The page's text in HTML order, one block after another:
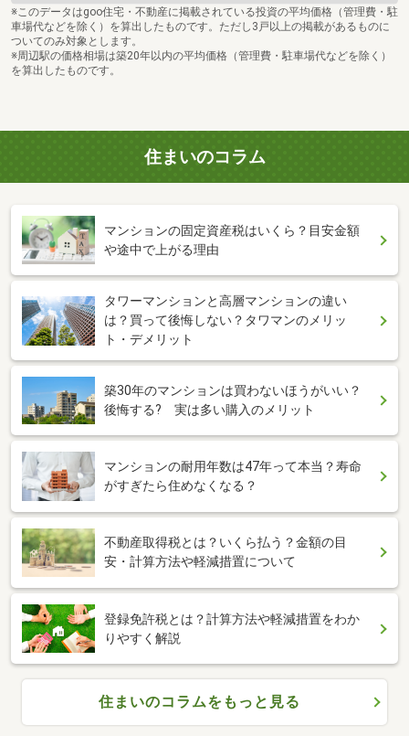
※このデータはgoo住宅・不動産に掲載されている投資の平均価格（管理費・駐
車場代などを除く）を算出したものです。ただし3戸以上の掲載があるものに
ついてのみ対象とします。
※周辺駅の価格相場は築20年以内の平均価格（管理費・駐車場代などを除く）
を算出したものです。
住まいのコラム
マンションの固定資産税はいくら？目安金額
や途中で上がる理由
タワーマンションと高層マンションの違い
は？買って後悔しない？タワマンのメリッ
ト・デメリット
築30年のマンションは買わないほうがいい？
後悔する? 実は多い購入のメリット
マンションの耐用年数は47年って本当？寿命
がすぎたら住めなくなる？
不動産取得税とは？いくら払う？金額の目
安・計算方法や軽減措置について
登録免許税とは？計算方法や軽減措置をわか
りやすく解説
住まいのコラムをもっと見る